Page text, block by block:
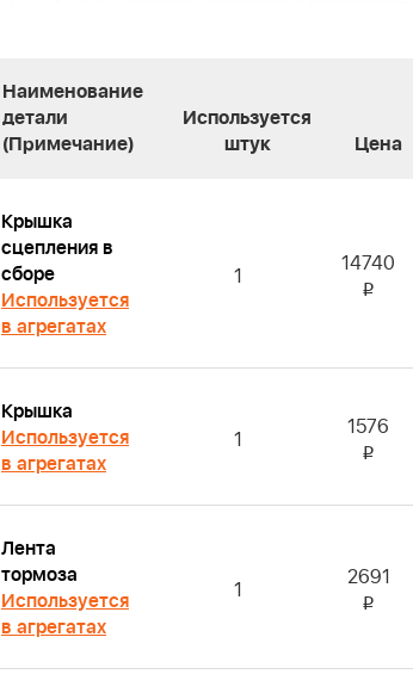
Наименование
детали
(Примечание)
Используется
штук
Цена
Крышка
сцепления в
сборе
Используется
в агрегатах
1 14740
i
Крышка
Используется
в агрегатах
1 1576
i
Лента
тормоза
Используется
в агрегатах
1 2691
i